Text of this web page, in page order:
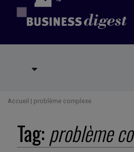
Accueil | problème complexe
Tag:problème